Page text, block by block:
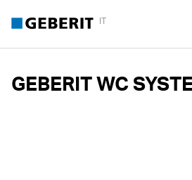
IT
GEBERIT WC